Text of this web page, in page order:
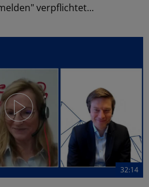
verpflichtet...
32:14